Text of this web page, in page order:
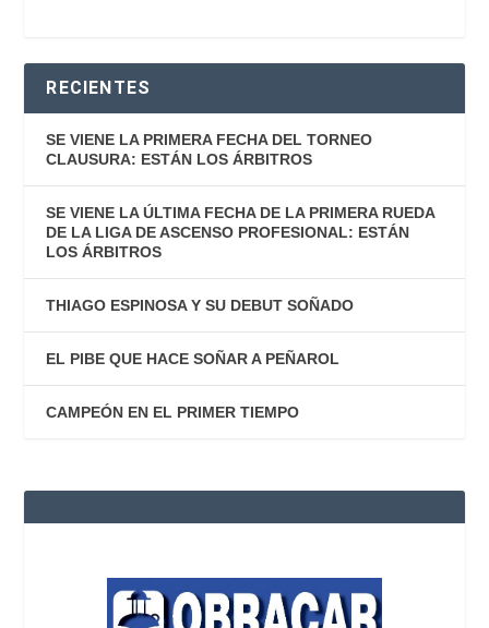
RECIENTES
SE VIENE LA PRIMERA FECHA DEL TORNEO
CLAUSURA: ESTÁN LOS ÁRBITROS
SE VIENE LA ÚLTIMA FECHA DE LA PRIMERA RUEDA
DE LA LIGA DE ASCENSO PROFESIONAL: ESTÁN
LOS ÁRBITROS
THIAGO ESPINOSA Y SU DEBUT SOÑADO
EL PIBE QUE HACE SOÑAR A PEÑAROL
CAMPEÓN EN EL PRIMER TIEMPO